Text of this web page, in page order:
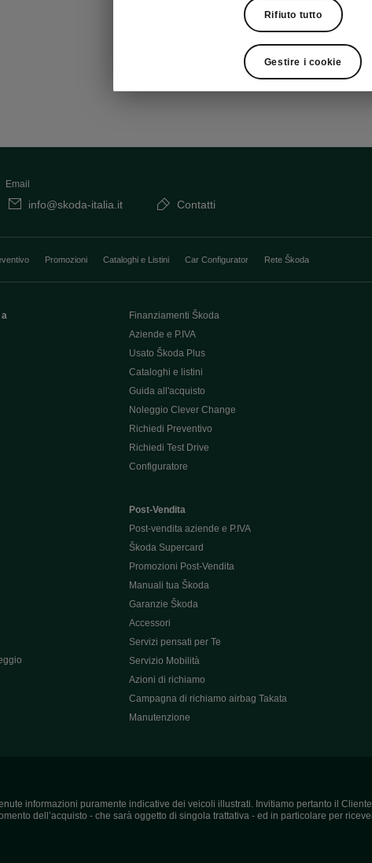
Email
info@skoda-italia.it Contatti
Promozioni Cataloghi e Listini Car Configurator Rete Škoda
Finanziamenti Škoda
Aziende e P.IVA
Usato Škoda Plus
Cataloghi e listini
Guida all'acquisto
Noleggio Clever Change
Richiedi Preventivo
Richiedi Test Drive
Configuratore
Post-Vendita
Post-vendita aziende e P.IVA
Škoda Supercard
Promozioni Post-Vendita
Manuali tua Škoda
Garanzie Škoda
Accessori
Servizi pensati per Te
Servizio Mobilità
Azioni di richiamo
Campagna di richiamo airbag Takata
Manutenzione
informazioni puramente indicative dei veicoli illustrati. Invitiamo pertanto il
dell’acquisto - che sarà oggetto di singola trattativa - ed in particolare per
Rifiuto tutto
Gestire i cookie